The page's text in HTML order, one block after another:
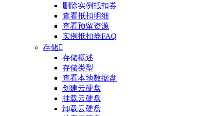
删除实例抵扣券
查看抵扣明细
查看预留资源
实例抵扣券FAQ
存储
存储概述
存储类型
查看本地数据盘
创建云硬盘
挂载云硬盘
卸载云硬盘